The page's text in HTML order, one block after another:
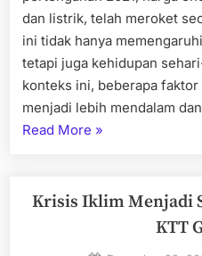
dan listrik, telah meroket
ini tidak hanya
tetapi juga kehidupan
konteks ini, beberapa
menjadi lebih mendalam
Read More “Berita
Energi
»
Krisis Iklim Menjadi
KTT